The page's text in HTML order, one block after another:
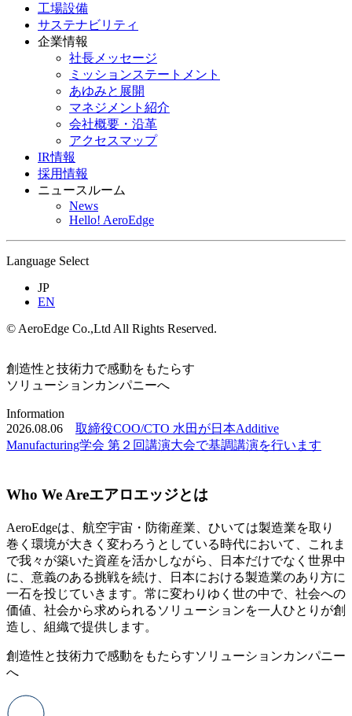
工場設備
サステナビリティ
企業情報
社長メッセージ
ミッションステートメント
あゆみと展開
マネジメント紹介
会社概要・沿革
アクセスマップ
IR情報
採用情報
ニュースルーム
News
Hello! AeroEdge
Language Select
JP
EN
© AeroEdge Co.,Ltd All Rights Reserved.
創造性と技術力で感動をもたらす
ソリューションカンパニーへ
Information
2026.08.06
取締役COO/CTO 水田が日本Additive
Manufacturing学会 第２回講演大会で基調講演を行います
Who We Areエアロエッジとは
AeroEdgeは、航空宇宙・防衛産業、ひいては製造業を取り
巻く環境が大きく変わろうとしている時代において、これま
で我々が築いた資産を活かしながら、日本だけでなく世界中
に、意義のある挑戦を続け、日本における製造業のあり方に
一石を投じていきます。常に変わりゆく世の中で、社会への
価値、社会から求められるソリューションを一人ひとりが創
造し、組織で提供します。
創造性と技術力で感動をもたらすソリューションカンパニー
へ